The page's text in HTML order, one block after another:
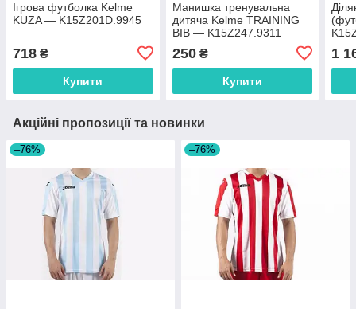
Ігрова футболка Kelme
KUZA — K15Z201D.9945
718 ₴
Купити
Манишка тренувальна
дитяча Kelme TRAINING
BIB — K15Z247.9311
250₴
Купити
1
Акційні пропозиції та новинки
–76% –76%